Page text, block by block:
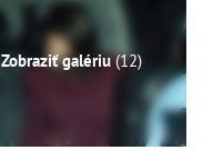
Zobraziť galériu(12)